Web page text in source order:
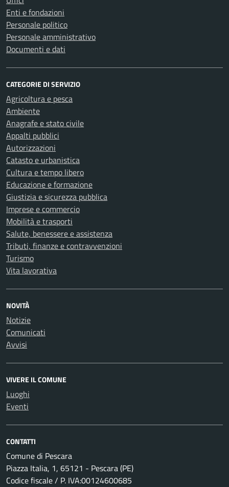
Enti e fondazioni
Personale politico
Personale amministrativo
Documenti e dati
CATEGORIE DI SERVIZIO
Agricoltura e pesca
Ambiente
Anagrafe e stato civile
Appalti pubblici
Autorizzazioni
Catasto e urbanistica
Cultura e tempo libero
Educazione e formazione
Giustizia e sicurezza pubblica
Imprese e commercio
Mobilità e trasporti
Salute, benessere e assistenza
Tributi, finanze e contravvenzioni
Turismo
Vita lavorativa
NOVITÀ
Notizie
Comunicati
Avvisi
VIVERE IL COMUNE
Luoghi
Eventi
CONTATTI
Comune di Pescara
Piazza Italia, 1, 65121 - Pescara (PE)
Codice fiscale / P. IVA:00124600685